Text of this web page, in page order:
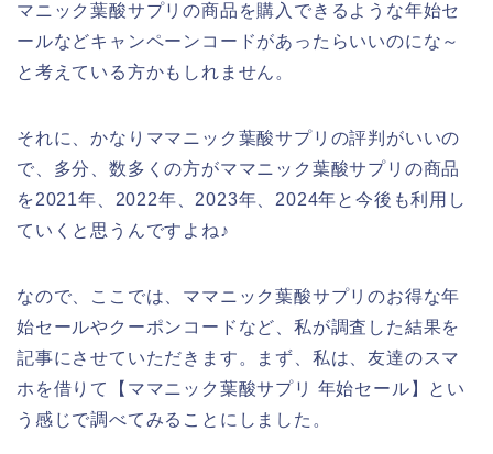
マニック葉酸サプリの商品を購入できるような年始セ
ールなどキャンペーンコードがあったらいいのにな～
と考えている方かもしれません。
それに、かなりママニック葉酸サプリの評判がいいの
で、多分、数多くの方がママニック葉酸サプリの商品
を2021年、2022年、2023年、2024年と今後も利用し
ていくと思うんですよね♪
なので、ここでは、ママニック葉酸サプリのお得な年
始セールやクーポンコードなど、私が調査した結果を
記事にさせていただきます。まず、私は、友達のスマ
ホを借りて【ママニック葉酸サプリ 年始セール】とい
う感じで調べてみることにしました。